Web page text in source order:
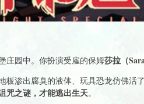
庄园中。你扮演受雇的保姆莎拉（
渗出腐臭的液体、玩具恐龙仿佛活
咒之谜，才能逃出生天。